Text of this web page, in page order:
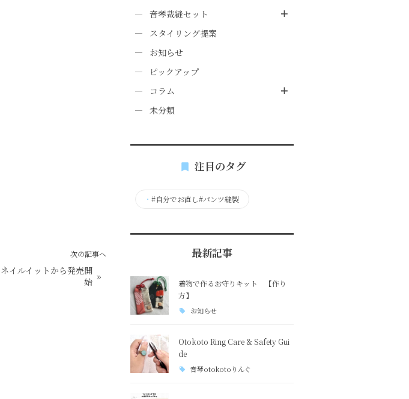
次の記事へ
イルイットから発売開
始 »
音琴裁縫セット
スタイリング提案
お知らせ
ピックアップ
コラム
未分類
注目のタグ
・ #自分でお直し#パンツ縫製
最新記事
着物で作るお守りキット 【作り
方】
お知らせ
Otokoto Ring Care & Safety Gui
de
音琴otokotoりんぐ